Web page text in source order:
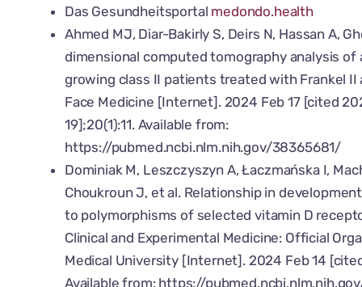
Das Gesundheitsportal medondo.health
Ahmed MJ, Diar-Bakirly S, Deirs N, Hassan A,
dimensional computed tomography analysis of
growing class II patients treated with Frankel II
Face Medicine [Internet]. 2024 Feb 17 [cited
19];20(1):11. Available from:
https://pubmed.ncbi.nlm.nih.gov/38365681/
Dominiak M, Leszczyszyn A, Łaczmańska I,
Choukroun J, et al. Relationship in
to polymorphisms of selected vitamin D
Clinical and Experimental Medicine: Official
Medical University [Internet]. 2024 Feb 14
Available from: https://